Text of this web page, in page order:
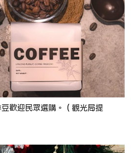
歡迎民眾選購。（觀光局提